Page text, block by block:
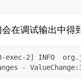
在调试输出中
exec-2] INFO
-